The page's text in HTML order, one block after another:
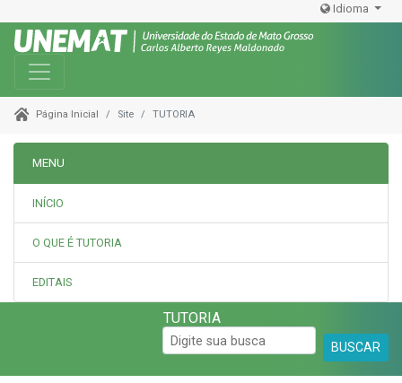
Idioma
Toggle navigation
Página Inicial Site TUTORIA
MENU
INÍCIO
O QUE É TUTORIA
EDITAIS
TUTORIA
BUSCAR